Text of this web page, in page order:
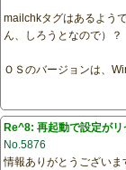
mailchkタグはあるよう
ん、しろうとなので）？
ＯＳのバージョンは、
Re^8: 再起動で設定がリ
No.5876
情報ありがとうございま